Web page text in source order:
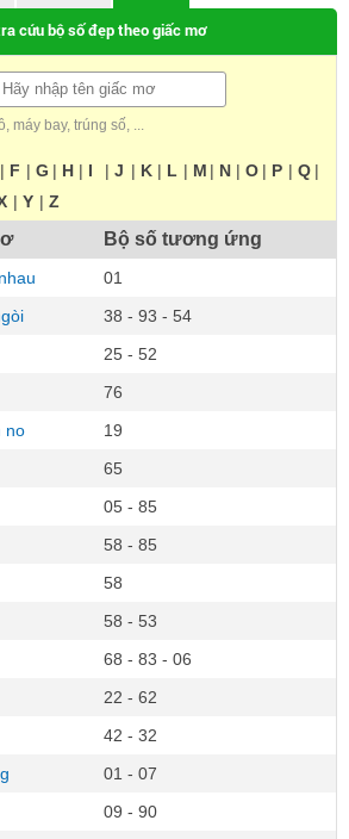
cứu bộ số đẹp theo giấc mơ
máy bay, trúng số, ...
| F | G | H | I | J | K | L | M | N | O | P | Q |
| Y | Z
Bộ số tương ứng
01
38 - 93 - 54
25 - 52
76
no
19
65
05 - 85
58 - 85
58
58 - 53
68 - 83 - 06
22 - 62
42 - 32
01 - 07
09 - 90